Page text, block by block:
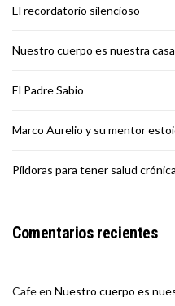
El recordatorio silencioso
Nuestro cuerpo es nuestra casa
El Padre Sabio
Marco Aurelio y su mentor
Píldoras para tener salud
Comentarios recientes
Cafeen Nuestro cuerpo es